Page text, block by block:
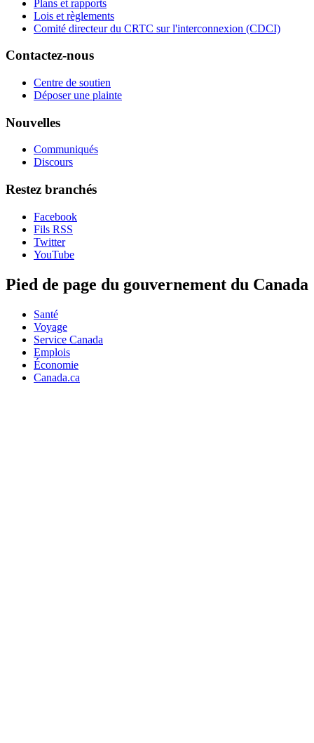
Plans et rapports
Lois et règlements
Comité directeur du CRTC sur l'interconnexion (CDCI)
Contactez-nous
Centre de soutien
Déposer une plainte
Nouvelles
Communiqués
Discours
Restez branchés
Facebook
Fils RSS
Twitter
YouTube
Pied de page du gouvernement du Canada
Santé
Voyage
Service Canada
Emplois
Économie
Canada.ca